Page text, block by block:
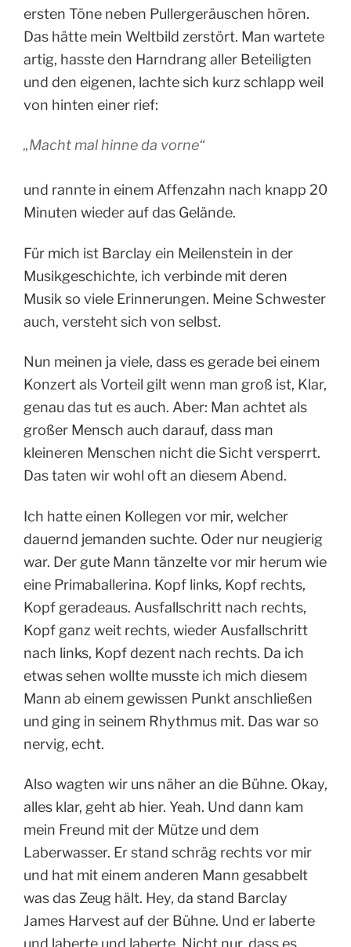
ersten Töne neben Pullergeräuschen hören.
Das hätte mein Weltbild zerstört. Man wartete
artig, hasste den Harndrang aller Beteiligten
und den eigenen, lachte sich kurz schlapp weil
von hinten einer rief:
„Macht mal hinne da vorne“
und rannte in einem Affenzahn nach knapp 20
Minuten wieder auf das Gelände.
Für mich ist Barclay ein Meilenstein in der
Musikgeschichte, ich verbinde mit deren
Musik so viele Erinnerungen. Meine Schwester
auch, versteht sich von selbst.
Nun meinen ja viele, dass es gerade bei einem
Konzert als Vorteil gilt wenn man groß ist, Klar,
genau das tut es auch. Aber: Man achtet als
großer Mensch auch darauf, dass man
kleineren Menschen nicht die Sicht versperrt.
Das taten wir wohl oft an diesem Abend.
Ich hatte einen Kollegen vor mir, welcher
dauernd jemanden suchte. Oder nur neugierig
war. Der gute Mann tänzelte vor mir herum wie
eine Primaballerina. Kopf links, Kopf rechts,
Kopf geradeaus. Ausfallschritt nach rechts,
Kopf ganz weit rechts, wieder Ausfallschritt
nach links, Kopf dezent nach rechts. Da ich
etwas sehen wollte musste ich mich diesem
Mann ab einem gewissen Punkt anschließen
und ging in seinem Rhythmus mit. Das war so
nervig, echt.
Also wagten wir uns näher an die Bühne. Okay,
alles klar, geht ab hier. Yeah. Und dann kam
mein Freund mit der Mütze und dem
Laberwasser. Er stand schräg rechts vor mir
und hat mit einem anderen Mann gesabbelt
was das Zeug hält. Hey, da stand Barclay
James Harvest auf der Bühne. Und er laberte